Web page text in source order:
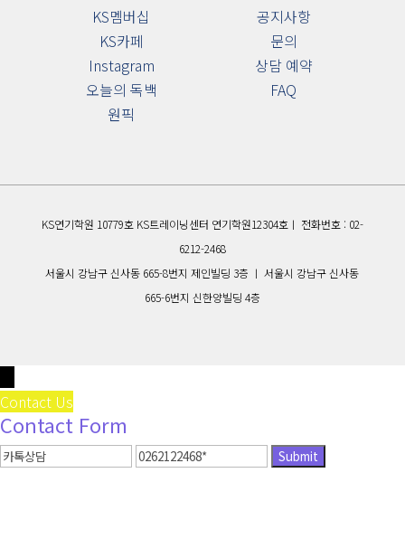
KS멤버십
KS카페
Instagram
오늘의 독백
원픽
공지사항
문의
상담 예약
FAQ
KS연기학원 10779호 KS트레이닝센터 연기학원12304호ㅣ 전화번호 : 02-
6212-2468
서울시 강남구 신사동 665-8번지 제인빌딩 3층 ㅣ 서울시 강남구 신사동
665-6번지 신한양빌딩 4층
Contact Us
Contact Form